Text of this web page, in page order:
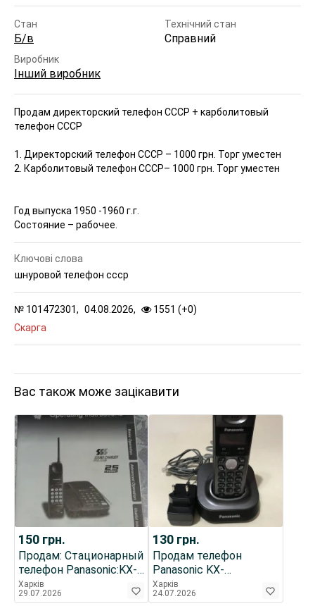
Стан
Б/в
Технічний стан
Справний
Виробник
Інший виробник
Продам директорский телефон СССР + карболитовый
телефон СССР
1. Директорский телефон СССР – 1000 грн. Торг уместен
2. Карболитовый телефон СССР– 1000 грн. Торг уместен
Год выпуска 1950 -1960 г.г.
Состояние – рабочее.
№ 101472301, 04.08.2026, 1551 (+0)
Скарга
Ключові слова
шнуровой телефон ссср
Вас також може зацікавити
150 грн.
Продам: Стационарный
телефон Panasonic:KX-
TC 197-B
Харків
29.07.2026
130 грн.
Продам телефон
Panasonic KX-
TG1411UAT Titan.
Харків
24.07.2026